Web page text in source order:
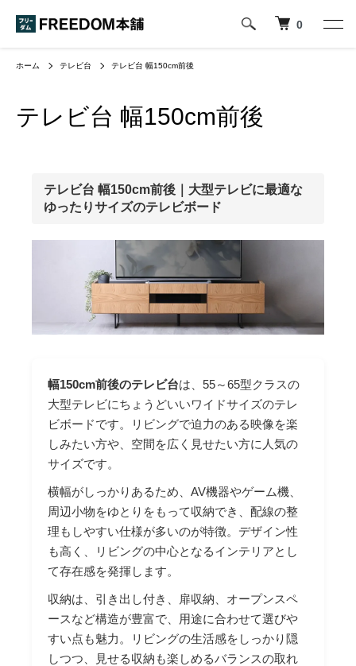
0
ホーム テレビ台 テレビ台 幅150cm前後
テレビ台 幅150cm前後
テレビ台 幅150cm前後｜大型テレビに最適な
ゆったりサイズのテレビボード
幅150cm前後のテレビ台は、55～65型クラスの
大型テレビにちょうどいいワイドサイズのテレ
ビボードです。リビングで迫力のある映像を楽
しみたい方や、空間を広く見せたい方に人気の
サイズです。
横幅がしっかりあるため、AV機器やゲーム機、
周辺小物をゆとりをもって収納でき、配線の整
理もしやすい仕様が多いのが特徴。デザイン性
も高く、リビングの中心となるインテリアとし
て存在感を発揮します。
収納は、引き出し付き、扉収納、オープンスペ
ースなど構造が豊富で、用途に合わせて選びや
すい点も魅力。リビングの生活感をしっかり隠
しつつ、見せる収納も楽しめるバランスの取れ